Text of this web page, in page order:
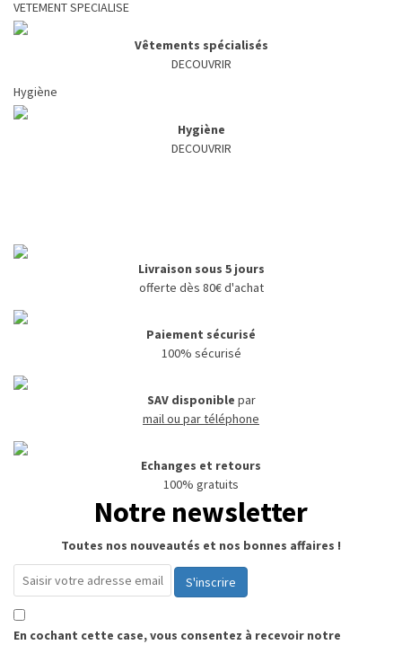
VETEMENT SPECIALISE
Vêtements spécialisés
DECOUVRIR
Hygiène
Hygiène
DECOUVRIR
Livraison sous 5 jours
offerte dès 80€ d'achat
Paiement sécurisé
100% sécurisé
SAV disponible par
mail ou par téléphone
Echanges et retours
100% gratuits
Notre newsletter
Toutes nos nouveautés et nos bonnes affaires !
S'inscrire
En cochant cette case, vous consentez à recevoir notre